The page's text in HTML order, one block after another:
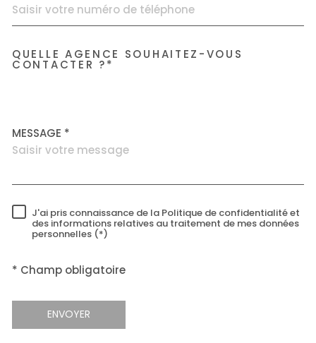
QUELLE AGENCE SOUHAITEZ-VOUS
CONTACTER ?*
MESSAGE *
RÈGLEMENTATION
J'ai pris connaissance de la Politique de confidentialité et
des informations relatives au traitement de mes données
personnelles (*)
* Champ obligatoire
ENVOYER